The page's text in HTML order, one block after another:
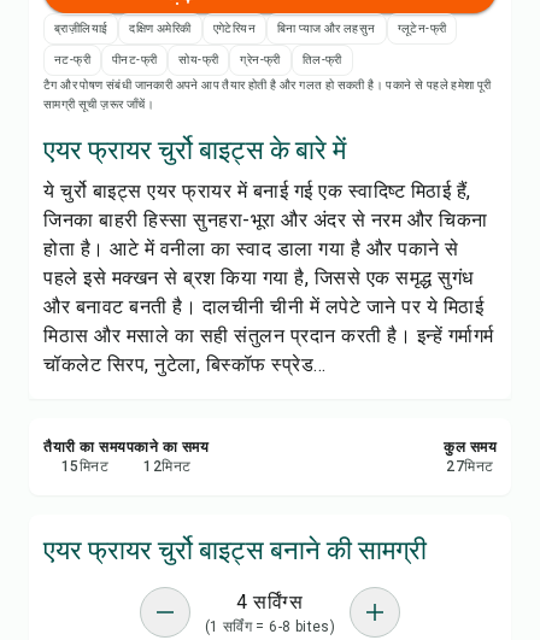
रेसिपी नोट्स
रेसिपी प्रिंट करें
सेव करें
शेयर करें
रिपोर्ट करें
ब्राज़ीलियाई दक्षिण अमेरिकी एगेटेरियन बिना प्याज और लहसुन ग्लूटेन-फ्री
नट-फ्री पीनट-फ्री सोय-फ्री ग्रेन-फ्री
तिल-फ्री
टैग और पोषण संबंधी जानकारी अपने आप तैयार होती है और गलत हो सकती है। पकाने से पहले हमेशा पूरी
सामग्री सूची ज़रूर जाँचें।
एयर फ्रायर चुर्रो बाइट्स के बारे में
ये चुर्रो बाइट्स एयर फ्रायर में बनाई गई एक स्वादिष्ट मिठाई हैं,
जिनका बाहरी हिस्सा सुनहरा-भूरा और अंदर से नरम और चिकना
होता है। आटे में वनीला का स्वाद डाला गया है और पकाने से
पहले इसे मक्खन से ब्रश किया गया है, जिससे एक समृद्ध सुगंध
और बनावट बनती है। दालचीनी चीनी में लपेटे जाने पर ये मिठाई
मिठास और मसाले का सही संतुलन प्रदान करती है। इन्हें गर्मागर्म
चॉकलेट सिरप, नुटेला, बिस्कॉफ स्प्रेड...
तैयारी का समय
15मिनट
पकाने का समय
12मिनट
कुल समय
27मिनट
एयर फ्रायर चुर्रो बाइट्स बनाने की सामग्री
4 सर्विंग्स
(1 सर्विंग = 6-8 bites)